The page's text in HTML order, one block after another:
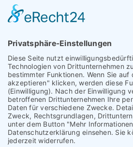
Schulbuchkauf Schuljahr 2026-
Antrag auf Erstattung von Auslagen
Interner L-S-Beschwerdezettel
Antrag auf Freistellung vom
Antrag für selbstständigen
(ab Jg. 9)
Antrag 10GL Pausenregelung
Datenschutz-Information
IT-Nutzungsvereinbarung
Schülerbetriebspraktikum Jg. 8-10